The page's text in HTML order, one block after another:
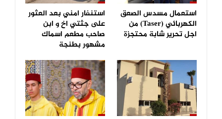
استعمال مسدس الصعق
الكهربائي (Taser) من
اجل تحرير شابة محتجزة
استنفار امني بعد العثور
على جثتي اخ و ابن
صاحب مطعم اسماك
مشهور بطنجة